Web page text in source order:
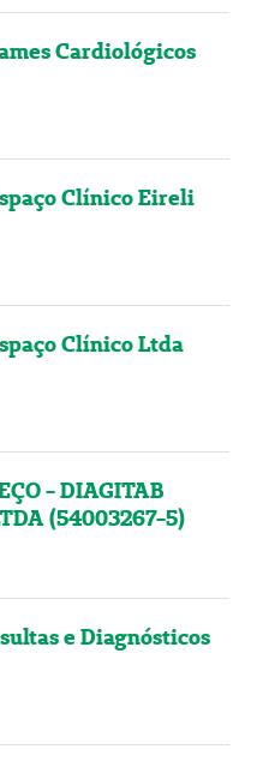
Cardiológicos
Clínico Eireli
Clínico Ltda
- DIAGITAB
(54003267-5)
e Diagnósticos